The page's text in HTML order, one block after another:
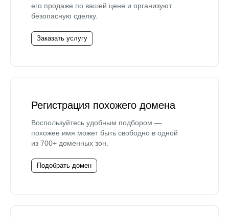
его продаже по вашей цене и организуют
безопасную сделку.
Заказать услугу
Регистрация похожего домена
Воспользуйтесь удобным подбором —
похожее имя может быть свободно в одной
из 700+ доменных зон.
Подобрать домен